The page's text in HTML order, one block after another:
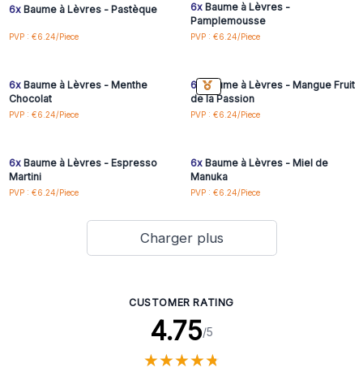
6xBaume à Lèvres - Pastèque
PVP : €6.24/Piece
6xBaume à Lèvres -
Pamplemousse
PVP : €6.24/Piece
Connectez-vous ou
6xBaume à Lèvres - Menthe
Chocolat
PVP : €6.24/Piece
Connectez-vous ou
6x Baume à Lèvres - Mangue Fruit
de la Passion
PVP : €6.24/Piece
Connectez-vous ou
6xBaume à Lèvres - Espresso
Martini
PVP : €6.24/Piece
Connectez-vous ou
6xBaume à Lèvres - Miel de
Manuka
PVP : €6.24/Piece
Charger plus
CUSTOMER RATING
4.75/5
★★★★★
★★★★★